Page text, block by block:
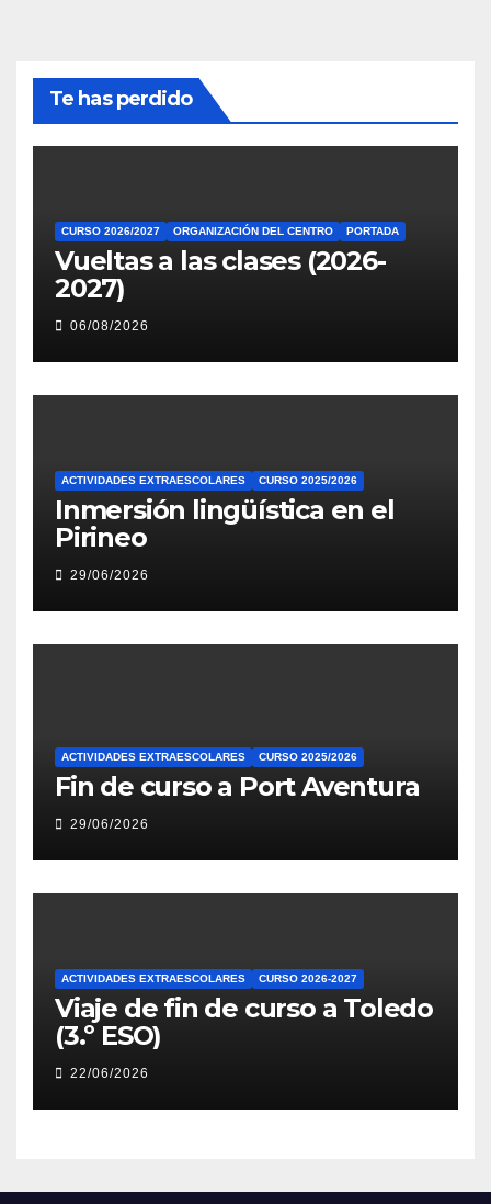
Te has perdido
CURSO 2026/2027 ORGANIZACIÓN DEL CENTRO PORTADA
Vueltas a las clases (2026-
2027)
06/08/2026
ACTIVIDADES EXTRAESCOLARES CURSO 2025/2026
Inmersión lingüística en el
Pirineo
29/06/2026
ACTIVIDADES EXTRAESCOLARES CURSO 2025/2026
Fin de curso a Port Aventura
29/06/2026
ACTIVIDADES EXTRAESCOLARES CURSO 2026-2027
Viaje de fin de curso a Toledo
(3.º ESO)
22/06/2026